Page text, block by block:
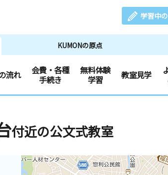
学習中
KUMONの原点
流れ
会費・各種
手続き
無料体験
学習
教室見学
付近の公文式教室